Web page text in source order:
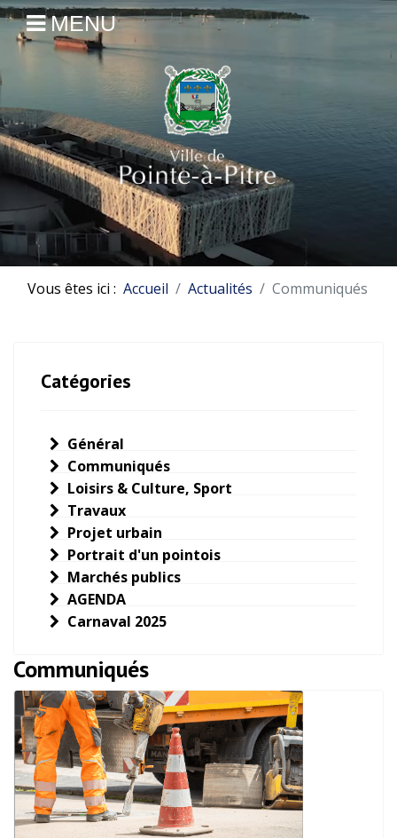
MENU
Vous êtes ici : Accueil Actualités Communiqués
Catégories
Général
Communiqués
Loisirs & Culture, Sport
Travaux
Projet urbain
Portrait d'un pointois
Marchés publics
AGENDA
Carnaval 2025
Communiqués